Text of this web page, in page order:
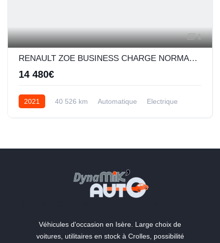
1
RENAULT ZOE BUSINESS CHARGE NORMALE R110 ACHAT INTEGRAL - 20
14 480€
2021 40 526 km Automatique Electrique
Véhicules d'occasion en Isère. Large choix de
voitures, utilitaires en stock à Crolles, possibilité